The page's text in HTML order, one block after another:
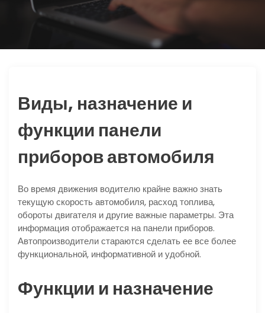
Виды, назначение и
функции панели
приборов автомобиля
Во время движения водителю крайне важно знать
текущую скорость автомобиля, расход топлива,
обороты двигателя и другие важные параметры. Эта
информация отображается на панели приборов.
Автопроизводители стараются сделать ее все более
функциональной, информативной и удобной.
Функции и назначение